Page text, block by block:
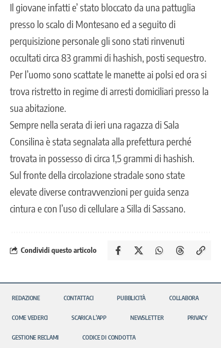
Il giovane infatti e’ stato bloccato da una pattuglia
presso lo scalo di Montesano ed a seguito di
perquisizione personale gli sono stati rinvenuti
occultati circa 83 grammi di hashish, posti sequestro.
Per l’uomo sono scattate le manette ai polsi ed ora si
trova ristretto in regime di arresti domiciliari presso la
sua abitazione.
Sempre nella serata di ieri una ragazza di Sala
Consilina è stata segnalata alla prefettura perché
trovata in possesso di circa 1,5 grammi di hashish.
Sul fronte della circolazione stradale sono state
elevate diverse contravvenzioni per guida senza
cintura e con l’uso di cellulare a Silla di Sassano.
Condividi questo articolo
REDAZIONE CONTATTACI PUBBLICITÀ COLLABORA
COME VEDERCI SCARICA L’APP NEWSLETTER PRIVACY
GESTIONE RECLAMI CODICE DI CONDOTTA